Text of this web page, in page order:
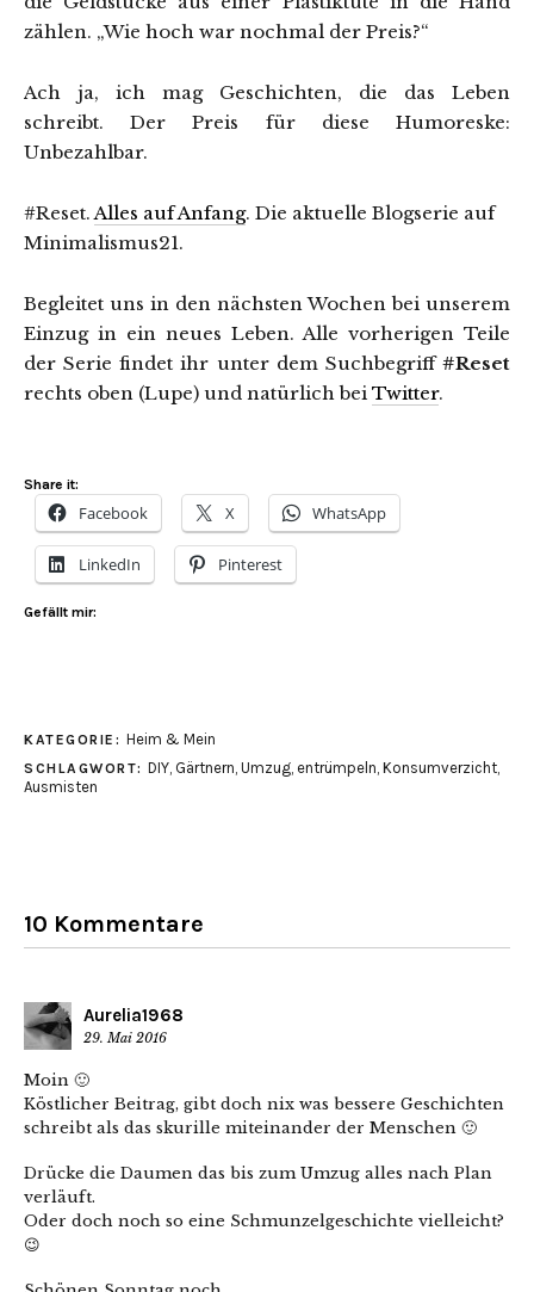
zählen. „Wie hoch war nochmal der Preis?“
Ach ja, ich mag Geschichten, die das Leben
schreibt. Der Preis für diese Humoreske:
Unbezahlbar.
#Reset.Alles auf Anfang. Die aktuelle Blogserie auf
Minimalismus21.
Begleitet uns in den nächsten Wochen bei unserem
Einzug in ein neues Leben. Alle vorherigen Teile
der Serie findet ihr unter dem Suchbegriff #Reset
rechts oben (Lupe) und natürlich bei Twitter.
Share it:
Facebook X WhatsApp
LinkedIn Pinterest
Gefällt mir:
KATEGORIE: Heim & Mein
SCHLAGWORT: DIY, Gärtnern, Umzug, entrümpeln, Konsumverzicht,
Ausmisten
10 Kommentare
Aurelia1968
29. Mai 2016
Moin 🙂
Köstlicher Beitrag, gibt doch nix was bessere Geschichten
schreibt als das skurille miteinander der Menschen 🙂
Drücke die Daumen das bis zum Umzug alles nach Plan
verläuft.
Oder doch noch so eine Schmunzelgeschichte vielleicht?
😉